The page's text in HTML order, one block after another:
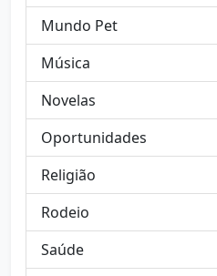
Mundo Pet
Música
Novelas
Oportunidades
Religião
Rodeio
Saúde